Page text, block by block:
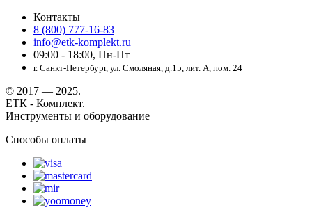
Контакты
8 (800) 777-16-83
info@etk-komplekt.ru
09:00 - 18:00, Пн-Пт
г. Санкт-Петербург, ул. Смоляная, д.15, лит. А, пом. 24
© 2017 — 2025.
ЕТК - Комплект.
Инструменты и оборудование
Способы оплаты